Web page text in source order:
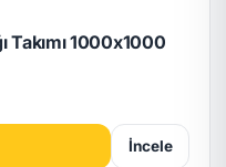
Takımı 1000x1000
İncele